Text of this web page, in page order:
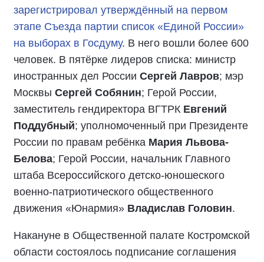
зарегистрировал утверждённый на первом
этапе Съезда партии список «Единой России»
на выборах в Госдуму. В него вошли более 600
человек. В пятёрке лидеров списка: министр
иностранных дел России Сергей Лавров; мэр
Москвы Сергей Собянин; Герой России,
заместитель гендиректора ВГТРК Евгений
Поддубный; уполномоченный при Президенте
России по правам ребёнка Мария Львова-
Белова; Герой России, начальник Главного
штаба Всероссийского детско-юношеского
военно-патриотического общественного
движения «Юнармия» Владислав Головин.
Накануне в Общественной палате Костромской
области состоялось подписание соглашения